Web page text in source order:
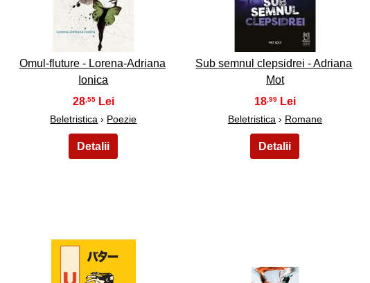
Omul-fluture - Lorena-Adriana
Ionica
28,55
Beletristica › Poezie
Sub semnul clepsidrei - Adriana
Mot
18,99
Beletristica › Romane